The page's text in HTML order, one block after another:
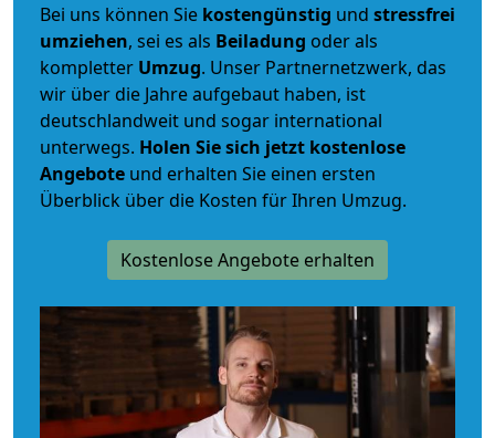
Bei uns können Sie kostengünstig und stressfrei
umziehen, sei es als Beiladung oder als
kompletter Umzug. Unser Partnernetzwerk, das
wir über die Jahre aufgebaut haben, ist
deutschlandweit und sogar international
unterwegs. Holen Sie sich jetzt kostenlose
Angebote und erhalten Sie einen ersten
Überblick über die Kosten für Ihren Umzug.
Kostenlose Angebote erhalten